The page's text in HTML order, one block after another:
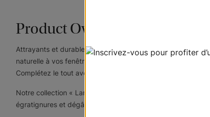
Product Overview
Attrayants et durables, les stores en bois véritable
naturelle à vos fenêtres. Riche palette de finis naturels et
Complétez le tout avec un galon en tissu décoratif ou une
Notre collection « Laredo » comprend des produits parmi
égratignures et dégâts causés par une exposition prolongée